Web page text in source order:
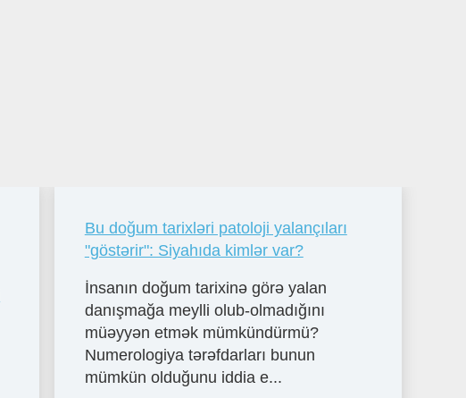
Bu doğum tarixləri patoloji yalançıları
"göstərir": Siyahıda kimlər var?
İnsanın doğum tarixinə görə yalan
danışmağa meylli olub-olmadığını
müəyyən etmək mümkündürmü?
Numerologiya tərəfdarları bunun
mümkün olduğunu iddia e...